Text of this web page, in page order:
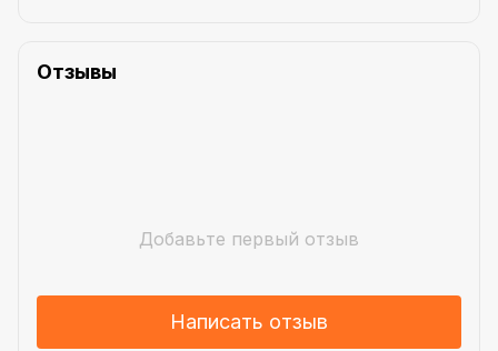
Отзывы
Добавьте первый отзыв
Написать отзыв